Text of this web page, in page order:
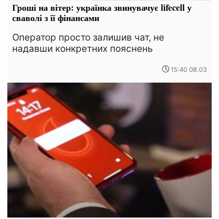
Гроші на вітер: українка звинувачує lifecell у
сваволі з її фінансами
Оператор просто залишив чат, не
надавши конкретних пояснень
15:40 08.03